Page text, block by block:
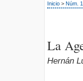
Inicio > Núm.
La
Hernán